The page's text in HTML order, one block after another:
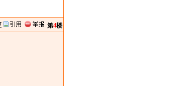
第4楼